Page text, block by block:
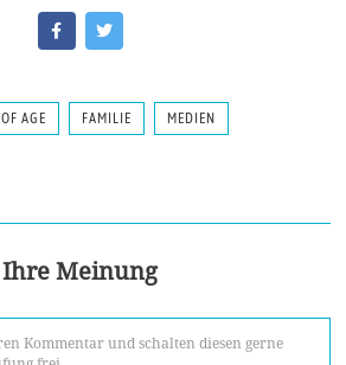
AGE FAMILIE MEDIEN
Ihre Meinung